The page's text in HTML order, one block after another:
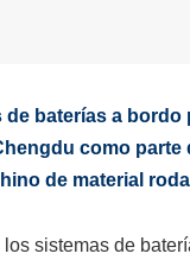
de baterías a
como
de material
sistemas de